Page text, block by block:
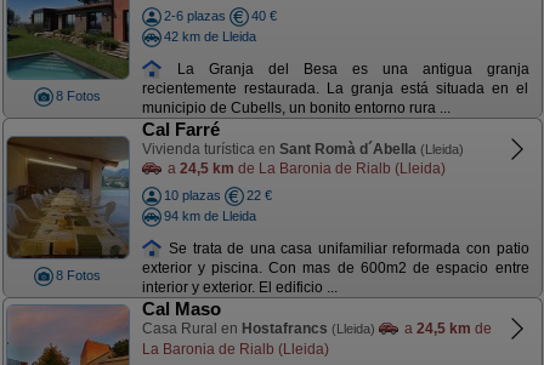
8 Fotos
2-6 plazas
40 €
42 km de Lleida
La Granja del Besa es una antigua granja
recientemente restaurada. La granja está situada en el
municipio de Cubells, un bonito entorno rura ...
8 Fotos
Cal Farré
Vivienda turística en Sant Romà d´Abella (Lleida)
a 24,5 km de La Baronia de Rialb (Lleida)
10 plazas
22 €
94 km de Lleida
Se trata de una casa unifamiliar reformada con patio
exterior y piscina. Con mas de 600m2 de espacio entre
interior y exterior. El edificio ...
Cal Maso
Casa Rural en Hostafrancs (Lleida) a 24,5 km de
La Baronia de Rialb (Lleida)